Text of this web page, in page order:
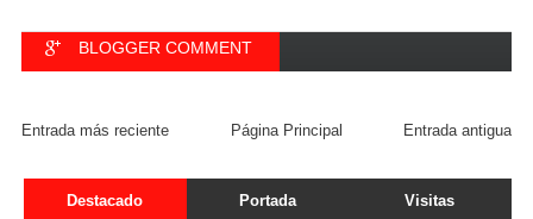
BLOGGER COMMENT
Entrada más reciente Entrada antigua
Página Principal
Destacado Portada Visitas